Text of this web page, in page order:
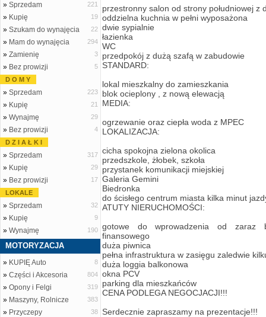
» Sprzedam 221
» Kupię 19
» Szukam do wynajęcia 22
» Mam do wynajęcia 294
» Zamienię 3
» Bez prowizji
5
D O M Y
» Sprzedam 223
» Kupię 21
» Wynajmę 29
» Bez prowizji
4
D Z I A Ł K I
» Sprzedam 317
» Kupię 29
» Bez prowizji
17
LOKALE
» Sprzedam 32
» Kupię 9
» Wynajmę 190
MOTORYZACJA
» KUPIĘ Auto 8
» Części i Akcesoria 804
» Opony i Felgi 319
» Maszyny, Rolnicze 383
» Przyczepy 38
przestronny salon od strony południowej z
oddzielna kuchnia w pełni wyposażona
dwie sypialnie
łazienka
WC
przedpokój z dużą szafą w zabudowie
STANDARD:
lokal mieszkalny do zamieszkania
blok ocieplony , z nową elewacją
MEDIA:
ogrzewanie oraz ciepła woda z MPEC
LOKALIZACJA:
cicha spokojna zielona okolica
przedszkole, żłobek, szkoła
przystanek komunikacji miejskiej
Galeria Gemini
Biedronka
do ścisłego centrum miasta kilka minut
ATUTY NIERUCHOMOŚCI:
gotowe do wprowadzenia od zaraz
finansowego
duża piwnica
pełna infrastruktura w zasięgu zaledwie
duża loggia balkonowa
okna PCV
parking dla mieszkańców
CENA PODLEGA NEGOCJACJI!!!
Serdecznie zapraszamy na prezentacje!!!